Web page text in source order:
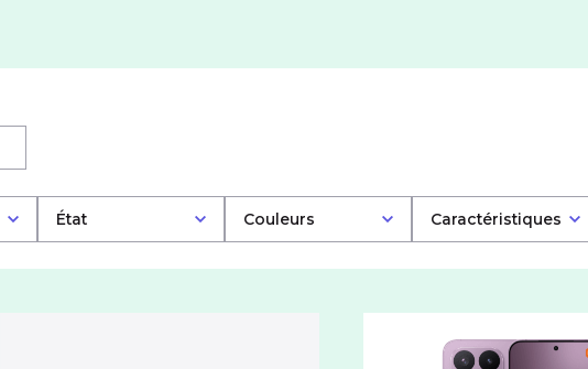
État Couleurs Caractéristiques